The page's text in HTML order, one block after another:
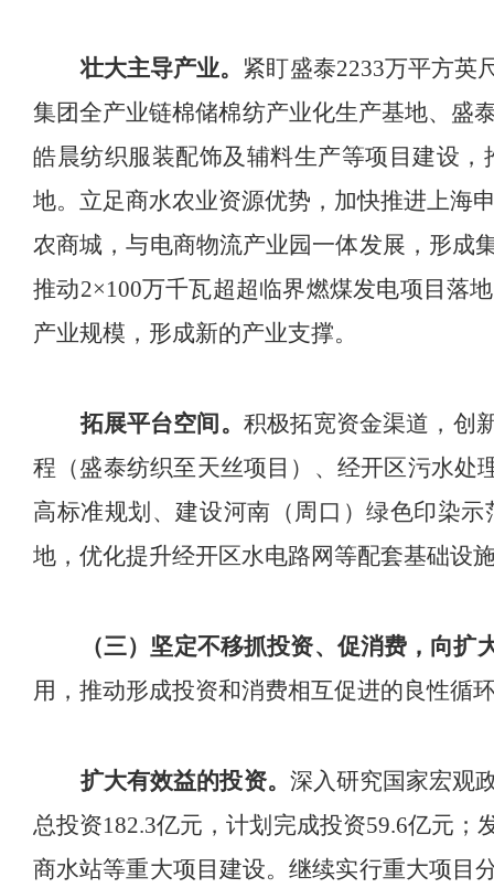
壮大主导产业。 紧盯盛泰2233万平方英
集团全产业链棉储棉纺产业化生产基地、盛
皓晨纺织服装配饰及辅料生产等项目建设，
地。 立足商水农业资源优势， 加快推进上海
农商城，与电商物流产业园一体发展，形成
推动2×100万千瓦超超临界燃煤发电项目落地
产业规模，形成新的产业支撑。
拓展平台空间 。 积极拓宽资金渠道，创
程（盛泰纺织至天丝项目）、经开区污水处
高标准规划、建设河南（周口）绿色印染示
地，优化提升经开区水电路网等配套基础设
（三）坚定不移抓投资、促消费，向扩
用，推动形成投资和消费相互促进的良性循
扩大有效益的投资。 深入研究国家宏观
总投资182.3亿元，计划完成投资59.6亿元；
商水站等重大项目建设。继续实行重大项目